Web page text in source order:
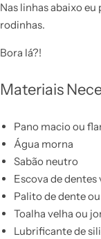
Nas linhas abaixo
rodinhas.
Bora lá?!
Materiais
Pano macio ou
Água morna
Sabão neutro
Escova de dentes
Palito de dente
Toalha velha ou
Lubrificante de